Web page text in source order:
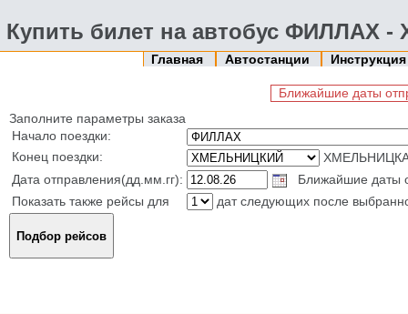
Купить билет на автобус ФИЛЛАХ
Главная Автостанции
Ближайшие даты
Заполните параметры заказа
Начало поездки:
Конец поездки:
Дата отправления(дд.мм.гг):
Ближайшие даты
Показать также рейсы для
дат следующих после